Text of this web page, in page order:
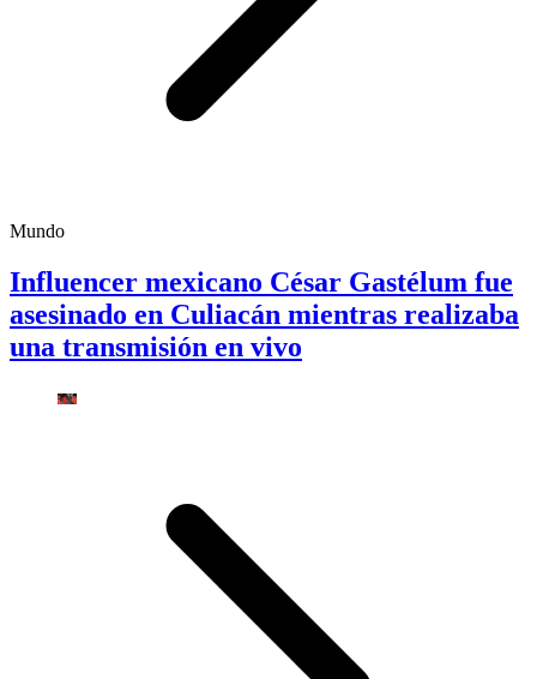
Mundo
Influencer mexicano César Gastélum fue
asesinado en Culiacán mientras realizaba
una transmisión en vivo